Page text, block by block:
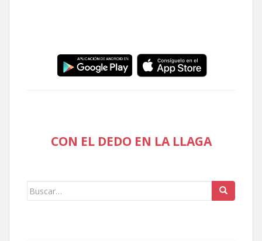
CON EL DEDO EN LA LLAGA
Buscar: